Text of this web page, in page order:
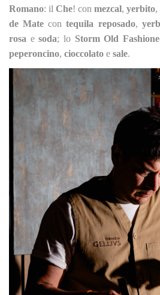
Romano: il Che! con mezcal, yerbito,
de Matecon tequila reposado,
rosa esoda; lo Storm Old
peperoncino, cioccolato e sale.